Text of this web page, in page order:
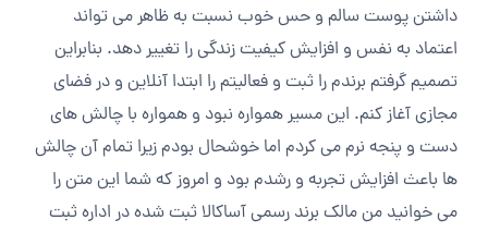
داشتن پوست سالم و حس خوب نسبت به ظاهر می تواند
اعتماد به نفس و افزایش کیفیت زندگی را تغییر دهد. بنابراین
تصمیم گرفتم برندم را ثبت و فعالیتم را ابتدا آنلاین و در فضای
مجازی آغاز کنم. این مسیر همواره نبود و همواره با چالش های
دست و پنجه نرم می کردم اما خوشحال بودم زیرا تمام آن چالش
ها باعث افزایش تجربه و رشدم بود و امروز که شما این متن را
می خوانید من مالک برند رسمی آساکالا ثبت شده در اداره ثبت